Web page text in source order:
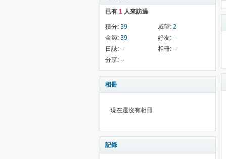
已有 1 人來訪過
積分: 39 威望: 2
金錢: 39 好友: --
日誌: -- 相冊: --
分享: --
相冊
現在還沒有相冊
記錄